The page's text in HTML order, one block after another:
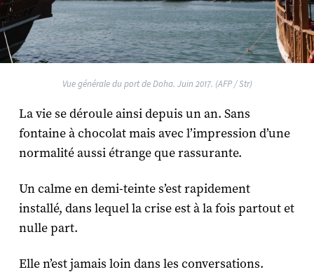
Vue générale du port de Doha. Juin 2017. (AFP / Str)
La vie se déroule ainsi depuis un an. Sans
fontaine à chocolat mais avec l’impression d’une
normalité aussi étrange que rassurante.
Un calme en demi-teinte s’est rapidement
installé, dans lequel la crise est à la fois partout et
nulle part.
Elle n’est jamais loin dans les conversations.